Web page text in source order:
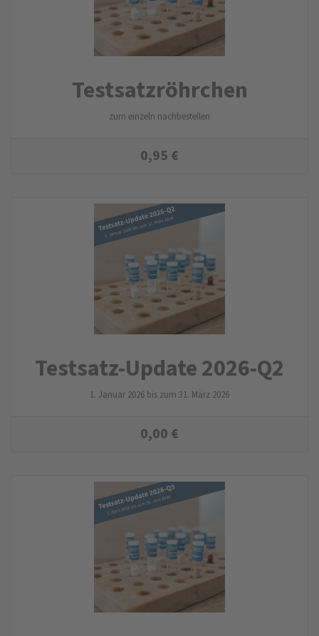
Testsatzröhrchen
zum einzeln nachbestellen
0,95 €
Testsatz-Update 2026-Q2
1. Januar 2026 bis zum 31. März 2026
0,00 €